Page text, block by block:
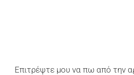
Επιτρέψτε μου να πω από την